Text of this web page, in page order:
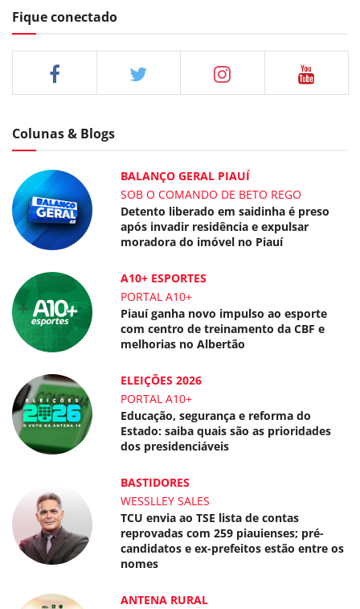
Fique conectado
Colunas & Blogs
BALANÇO GERAL PIAUÍ
SOB O COMANDO DE BETO REGO
Detento liberado em saidinha é preso
após invadir residência e expulsar
moradora do imóvel no Piauí
A10+ ESPORTES
PORTAL A10+
Piauí ganha novo impulso ao esporte
com centro de treinamento da CBF e
melhorias no Albertão
ELEIÇÕES 2026
PORTAL A10+
Educação, segurança e reforma do
Estado: saiba quais são as prioridades
dos presidenciáveis
BASTIDORES
WESSLLEY SALES
TCU envia ao TSE lista de contas
reprovadas com 259 piauienses; pré-
candidatos e ex-prefeitos estão entre os
nomes
ANTENA RURAL